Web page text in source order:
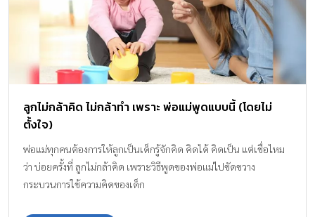
ลูกไม่กล้าคิด ไม่กล้าทำ เพราะ พ่อแม่พูดแบบนี้ (โดยไม่
ตั้งใจ)
พ่อแม่ทุกคนต้องการให้ลูกเป็นเด็กรู้จักคิด คิดได้ คิดเป็น แต่เชื่อไหม
ว่า บ่อยครั้งที่ ลูกไม่กล้าคิด เพราะวิธีพูดของพ่อแม่ไปขัดขวาง
กระบวนการใช้ความคิดของเด็ก